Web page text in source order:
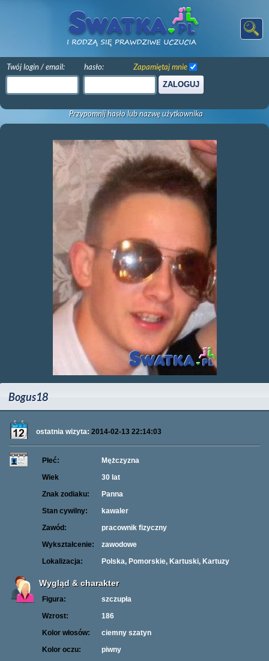
Twój login / email: hasło:
ZALOGUJ
Zapamiętaj mnie
Przypomnij hasło lub nazwę użytkownika
Bogus18
ostatnia wizyta: 2014-02-13 22:14:03
Płeć:
Mężczyzna
Wiek
30 lat
Znak zodiaku:
Panna
Stan cywilny:
kawaler
Zawód:
pracownik fizyczny
Wykształcenie:
zawodowe
Lokalizacja:
Polska, Pomorskie, Kartuski, Kartuzy
Wygląd & charakter
Figura:
szczupła
Wzrost:
186
Kolor włosów:
ciemny szatyn
Kolor oczu:
piwny